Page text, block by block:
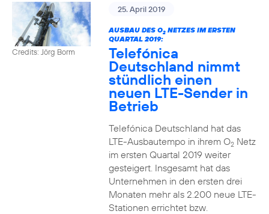
Credits: Jörg Borm
25. April 2019
AUSBAU DES O2NETZES IM ERSTEN
QUARTAL 2019:
Telefónica
Deutschland nimmt
stündlich einen
neuen LTE-Sender in
Betrieb
Telefónica Deutschland hat das
LTE-Ausbautempo in ihrem O2Netz
im ersten Quartal 2019 weiter
gesteigert. Insgesamt hat das
Unternehmen in den ersten drei
Monaten mehr als 2.200 neue LTE-
Stationen errichtet bzw.